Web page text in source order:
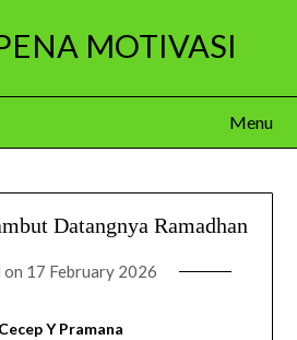
MOTIVASI
Menu
Datangnya Ramadhan
on 17 February 2026
Cecep Y Pramana